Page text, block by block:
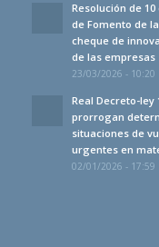
Resolución de
de Fomento de
cheque de
de las empresas
23/03/2026 - 10:20
Real Decreto-ley
prorrogan
situaciones de
urgentes en
02/01/2026 - 17:59